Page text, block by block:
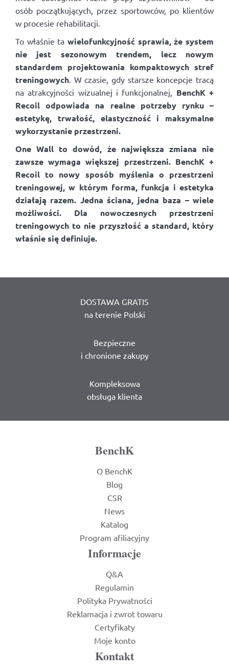
osób początkujących, przez sportowców, po klientów
w procesie rehabilitacji.
To właśnie ta wielofunkcyjność sprawia, że system
nie jest sezonowym trendem, lecz nowym
standardem projektowania kompaktowych stref
treningowych. W czasie, gdy starsze koncepcje tracą
na atrakcyjności wizualnej i funkcjonalnej, BenchK +
Recoil odpowiada na realne potrzeby rynku –
estetykę, trwałość, elastyczność i maksymalne
wykorzystanie przestrzeni.
One Wall to dowód, że największa zmiana nie
zawsze wymaga większej przestrzeni. BenchK +
Recoil to nowy sposób myślenia o przestrzeni
treningowej, w którym forma, funkcja i estetyka
działają razem. Jedna ściana, jedna baza – wiele
możliwości. Dla nowoczesnych przestrzeni
treningowych to nie przyszłość a standard, który
właśnie się definiuje.
DOSTAWA GRATIS
na terenie Polski
Bezpieczne
i chronione zakupy
Kompleksowa
obsługa klienta
BenchK
O BenchK
Blog
CSR
News
Katalog
Program afiliacyjny
Informacje
Q&A
Regulamin
Polityka Prywatności
Reklamacja i zwrot towaru
Certyfikaty
Moje konto
Kontakt